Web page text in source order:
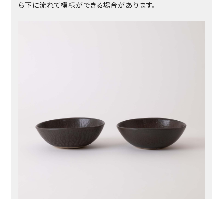
ら下に流れて模様ができる場合があります。